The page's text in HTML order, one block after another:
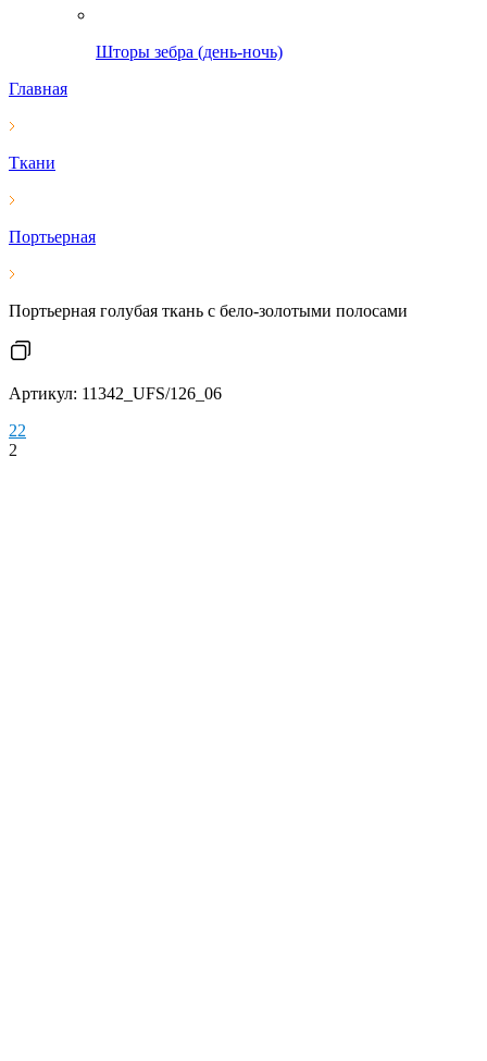
Шторы зебра (день-ночь)
Главная
Ткани
Портьерная
Портьерная голубая ткань с бело-золотыми полосами
Артикул: 11342_UFS/126_06
22
2